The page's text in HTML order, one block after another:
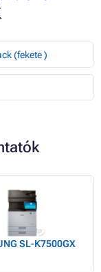
(fekete )
SL-K7500GX